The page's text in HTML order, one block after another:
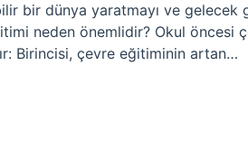
bir dünya yaratmayı ve gelecek
neden önemlidir? Okul öncesi
Birincisi, çevre eğitiminin artan…